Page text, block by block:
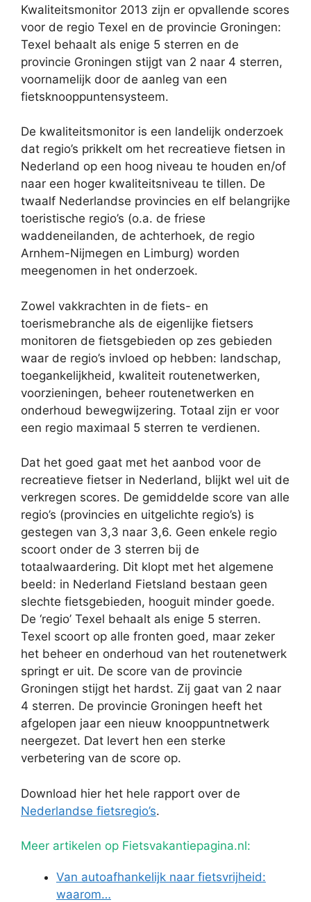
Kwaliteitsmonitor 2013 zijn er opvallende scores
voor de regio Texel en de provincie Groningen:
Texel behaalt als enige 5 sterren en de
provincie Groningen stijgt van 2 naar 4 sterren,
voornamelijk door de aanleg van een
fietsknooppuntensysteem.
De kwaliteitsmonitor is een landelijk onderzoek
dat regio’s prikkelt om het recreatieve fietsen in
Nederland op een hoog niveau te houden en/of
naar een hoger kwaliteitsniveau te tillen. De
twaalf Nederlandse provincies en elf belangrijke
toeristische regio’s (o.a. de friese
waddeneilanden, de achterhoek, de regio
Arnhem-Nijmegen en Limburg) worden
meegenomen in het onderzoek.
Zowel vakkrachten in de fiets- en
toerismebranche als de eigenlijke fietsers
monitoren de fietsgebieden op zes gebieden
waar de regio’s invloed op hebben: landschap,
toegankelijkheid, kwaliteit routenetwerken,
voorzieningen, beheer routenetwerken en
onderhoud bewegwijzering. Totaal zijn er voor
een regio maximaal 5 sterren te verdienen.
Dat het goed gaat met het aanbod voor de
recreatieve fietser in Nederland, blijkt wel uit de
verkregen scores. De gemiddelde score van alle
regio’s (provincies en uitgelichte regio’s) is
gestegen van 3,3 naar 3,6. Geen enkele regio
scoort onder de 3 sterren bij de
totaalwaardering. Dit klopt met het algemene
beeld: in Nederland Fietsland bestaan geen
slechte fietsgebieden, hooguit minder goede.
De ‘regio’ Texel behaalt als enige 5 sterren.
Texel scoort op alle fronten goed, maar zeker
het beheer en onderhoud van het routenetwerk
springt er uit. De score van de provincie
Groningen stijgt het hardst. Zij gaat van 2 naar
4 sterren. De provincie Groningen heeft het
afgelopen jaar een nieuw knooppuntnetwerk
neergezet. Dat levert hen een sterke
verbetering van de score op.
Download hier het hele rapport over de
Nederlandse fietsregio’s.
Meer artikelen op Fietsvakantiepagina.nl:
Van autoafhankelijk naar fietsvrijheid:
waarom…